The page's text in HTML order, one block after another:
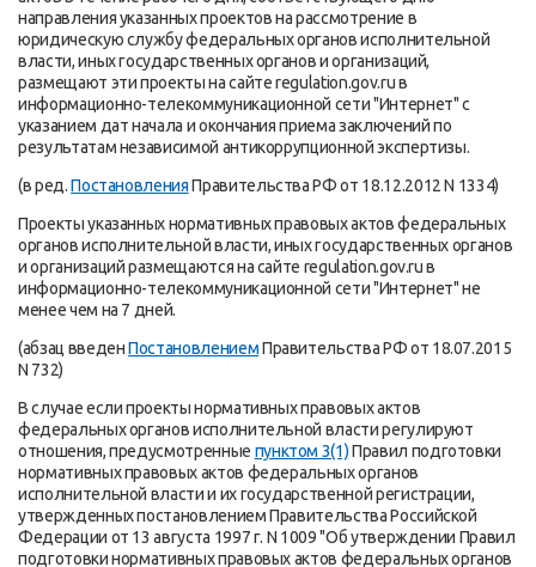
направления указанных проектов на рассмотрение в
юридическую службу федеральных органов исполнительной
власти, иных государственных органов и организаций,
размещают эти проекты на сайте regulation.gov.ru в
информационно-телекоммуникационной сети "Интернет" с
указанием дат начала и окончания приема заключений по
результатам независимой антикоррупционной экспертизы.
(в ред.ПостановленияПравительства РФ от 18.12.2012 N 1334)
Проекты указанных нормативных правовых актов федеральных
органов исполнительной власти, иных государственных органов
и организаций размещаются на сайте regulation.gov.ru в
информационно-телекоммуникационной сети "Интернет" не
менее чем на 7 дней.
(абзац введенПостановлениемПравительства РФ от 18.07.2015
N 732)
В случае если проекты нормативных правовых актов
федеральных органов исполнительной власти регулируют
отношения, предусмотренные пунктом 3(1)Правил подготовки
нормативных правовых актов федеральных органов
исполнительной власти и их государственной регистрации,
утвержденных постановлением Правительства Российской
Федерации от 13 августа 1997 г. N 1009 "Об утверждении Правил
подготовки нормативных правовых актов федеральных органов